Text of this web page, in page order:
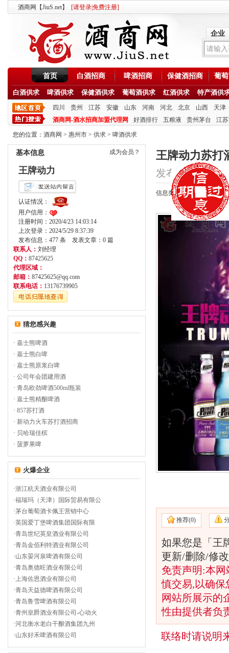
酒商网【JiuS.net】 [请登录免费注册]
企业
首页 白酒招商 啤酒招商 保健酒招商 葡
白酒供求 啤酒供求 保健酒供求 葡萄酒供求 红酒供求 特产酒供
四川 贵州 江苏 安徽 山东 河南 河北 北京 山西
天津
酒商网-酒水招商加盟代理网
好酒排行 五粮液 贵州茅台 江
您的位置： 酒商网 > 惠州市 > 供求 > 啤酒供求
成为会员？
基本信息
王牌动力
认证情况：
用户信用：
注册时间：2020/4/23 14:03:14
上次登录：2024/5/29 8:37:39
发布信息：477 条 发表文章：0 篇
联系人： 刘经理
QQ： 87425625
代理区域：
邮箱： 87425625@qq.com
联系电话： 13176739905
猜您感兴趣
· 嘉士熊啤酒
· 嘉士熊白啤
· 嘉士熊原浆白啤
· 公司年会团建用酒
· 青岛欧劲啤酒500ml瓶装
· 嘉士熊精酿啤酒
· 857苏打酒
· 新动力火车苏打酒招商
· 贝哈瑞佳槟
· 菠萝果啤
火爆企业
·浙江杭天酒业有限公司
·福瑞玛（天津）国际贸易有限公
·茅台葡萄酒卡佩王营销中心
·英国爱丁堡啤酒集团国际有限
·青岛世纪英皇酒业有限公司
·青岛金佰利特酒业有限公司
·山东晏河泉啤酒有限公司
·青岛奥德旺酒业有限公司
·上海佐恩酒业有限公司
·青岛天益德啤酒有限公司
·青岛鲁雪啤酒有限公司
·青州皇爵酒业有限公司-心动火
·河北衡水老白干酿酒集团九州
·山东好禾啤酒有限公司
王牌动力苏打
发布时间：
信息类型：供应
推荐(0)
如果您是「王
更新/删除/修
免责声明:本
慎交易,以确
网站所展示的
性由提供者负
联络时请说明